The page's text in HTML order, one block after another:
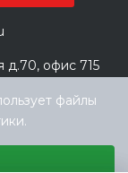
д.70, офис 715
файлы